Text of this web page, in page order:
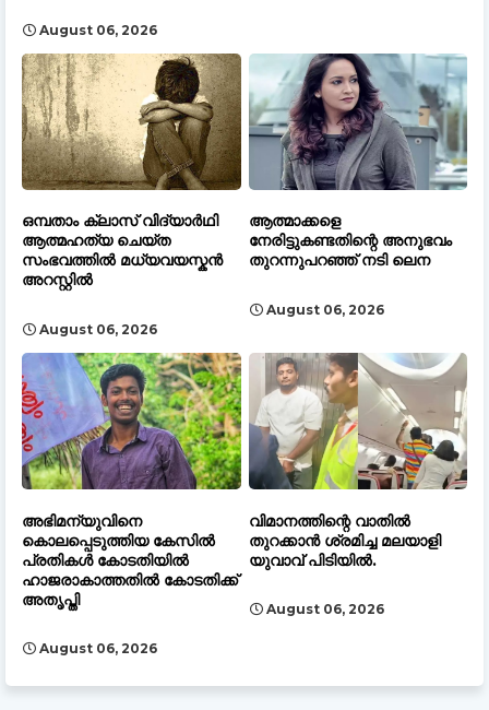
August 06, 2026
ഒമ്പതാം ക്ലാസ് വിദ്യാർഥി
ആത്മഹത്യ ചെയ്ത
സംഭവത്തിൽ മധ്യവയസ്കൻ
അറസ്റ്റിൽ
August 06, 2026
ആത്മാക്കളെ
നേരിട്ടുകണ്ടതിന്റെ അനുഭവം
തുറന്നുപറഞ്ഞ് നടി ലെന
August 06, 2026
അഭിമന്യുവിനെ
കൊലപ്പെടുത്തിയ കേസിൽ
പ്രതികൾ കോടതിയിൽ
ഹാജരാകാത്തതിൽ കോടതിക്ക്
അതൃപ്തി
August 06, 2026
വിമാനത്തിന്റെ വാതിൽ
തുറക്കാൻ ശ്രമിച്ച മലയാളി
യുവാവ് പിടിയിൽ.
August 06, 2026